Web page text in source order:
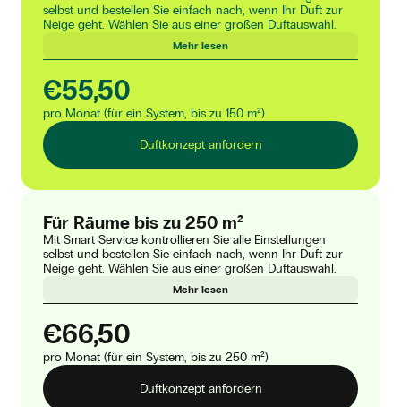
selbst und bestellen Sie einfach nach, wenn Ihr Duft zur
Neige geht. Wählen Sie aus einer großen Duftauswahl.
Mehr lesen
€55,50
pro Monat (für ein System, bis zu 150 m²)
Duftkonzept anfordern
Für Räume bis zu 250 m²
Mit Smart Service kontrollieren Sie alle Einstellungen
selbst und bestellen Sie einfach nach, wenn Ihr Duft zur
Neige geht. Wählen Sie aus einer großen Duftauswahl.
Mehr lesen
€66,50
pro Monat (für ein System, bis zu 250 m²)
Duftkonzept anfordern